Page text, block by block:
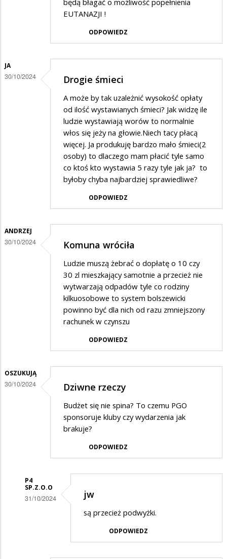
EUTANAZJI !
ODPOWIEDZ
JA
30/10/2024 Drogie śmieci
A może by tak uzależnić wysokość opłaty
od ilość wystawianych śmieci? Jak widzę ile
ludzie wystawiają worów to normalnie
włos się jeży na głowie.Niech tacy płacą
więcej. Ja produkuję bardzo mało śmieci(2
osoby) to dlaczego mam płacić tyle samo
co ktoś kto wystawia 5 razy tyle jak ja? to
byłoby chyba najbardziej sprawiedliwe?
ODPOWIEDZ
ANDRZEJ
30/10/2024 Komuna wróciła
Ludzie muszą żebrać o dopłatę o 10 czy
30 zl mieszkający samotnie a przecież nie
wytwarzają odpadów tyle co rodziny
kilkuosobowe to system bolszewicki
powinno być dla nich od razu zmniejszony
rachunek w czynszu
ODPOWIEDZ
OSZUKUJĄ
30/10/2024 Dziwne rzeczy
Budżet się nie spina? To czemu PGO
sponsoruje kluby czy wydarzenia jak
brakuje?
ODPOWIEDZ
P4
SP.Z.O.O
31/10/2024 jw
są przecież podwyżki.
ODPOWIEDZ